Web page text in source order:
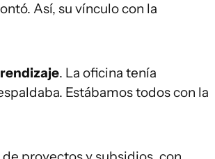
Así, su vínculo con la
. La oficina tenía
Estábamos todos con la